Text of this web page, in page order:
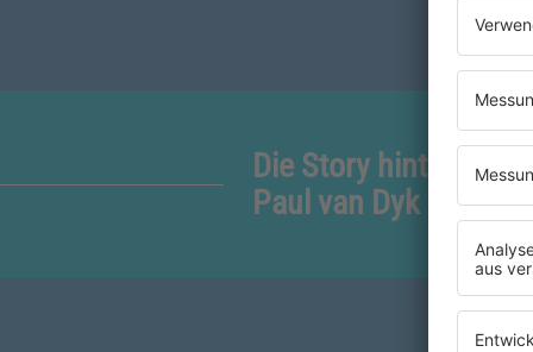
Die Story hinter "For
Paul van Dyk